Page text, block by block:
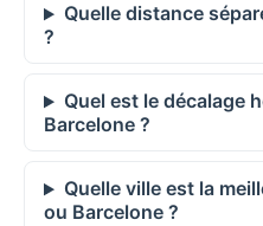
Quelle distance
?
Quel est le décalage
Barcelone ?
Quelle ville est la
ou Barcelone ?